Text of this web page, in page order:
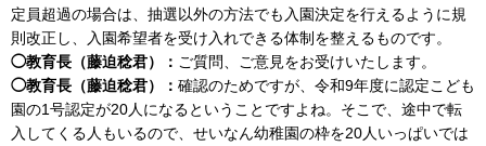
定員超過の場合は、抽選以外の方法でも入園決定を行えるように規
則改正し、入園希望者を受け入れできる体制を整えるものです。
◯教育長（藤迫稔君）： ご質問、ご意見をお受けいたします。
◯教育長（藤迫稔君）： 確認のためですが、令和9年度に認定こども
園の1号認定が20人になるということですよね。そこで、途中で転
入してくる人もいるので、せいなん幼稚園の枠を20人いっぱいでは